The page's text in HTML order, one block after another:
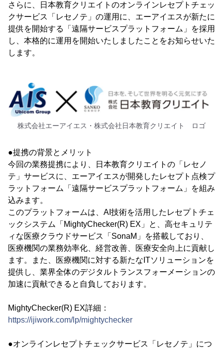
さらに、日本教育クリエイトのオンラインレセプトチェッ
クサービス「レセノテ」の運用に、エーアイエスが新たに
提供を開始する「遠隔サービスプラットフォーム」を採用
し、本格的に運用を開始いたしましたことをお知らせいた
します。
株式会社エーアイエス・株式会社日本教育クリエイト ロゴ
●提携の背景とメリット
今回の業務提携により、日本教育クリエイトの「レセノ
テ」サービスに、エーアイエスが開発したレセプト点検プ
ラットフォーム「遠隔サービスプラットフォーム」を組み
込みます。
このプラットフォームは、AI技術を活用したレセプトチェ
ックシステム「MightyChecker(R) EX」と、高セキュリテ
ィな医療クラウドサービス「SonaM」を搭載しており、
医療機関の業務効率化、経営改善、医療安全向上に貢献し
ます。また、医療機関に対する新たなITソリューションを
提供し、業界全体のデジタルトランスフォーメーションの
加速に貢献できると自負しております。
MightyChecker(R) EX詳細：
https://ijiwork.com/lp/mightychecker
●オンラインレセプトチェックサービス「レセノテ」につ